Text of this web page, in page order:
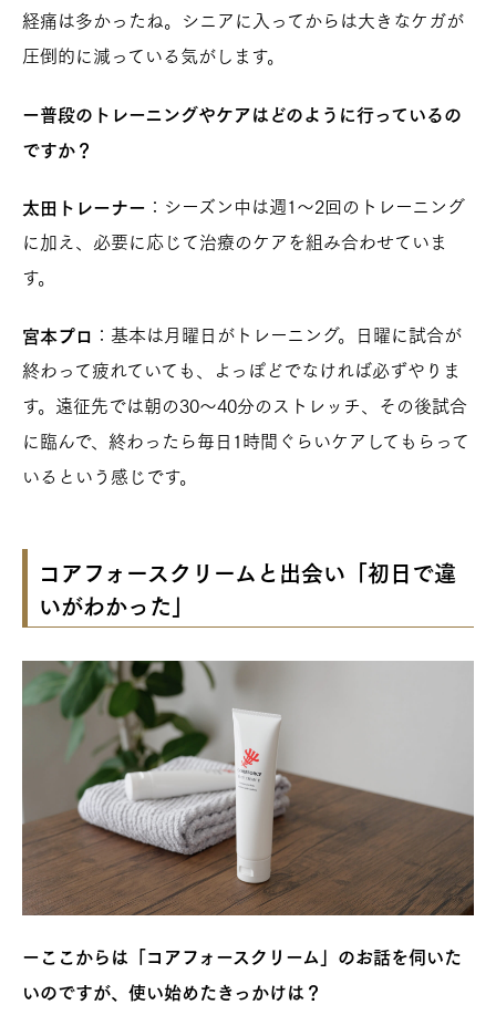
経痛は多かったね。シニアに入ってからは大きなケガが
圧倒的に減っている気がします。
ー普段のトレーニングやケアはどのように行っているの
ですか？
太田トレーナー ：シーズン中は週1〜2回のトレーニング
に加え、必要に応じて治療のケアを組み合わせていま
す。
宮本プロ ：基本は月曜日がトレーニング。日曜に試合が
終わって疲れていても、よっぽどでなければ必ずやりま
す。遠征先では朝の30〜40分のストレッチ、その後試合
に臨んで、終わったら毎日1時間ぐらいケアしてもらって
いるという感じです。
コアフォースクリームと出会い「初日で違
いがわかった」
ーここからは「コアフォースクリーム」のお話を伺いた
いのですが、使い始めたきっかけは？